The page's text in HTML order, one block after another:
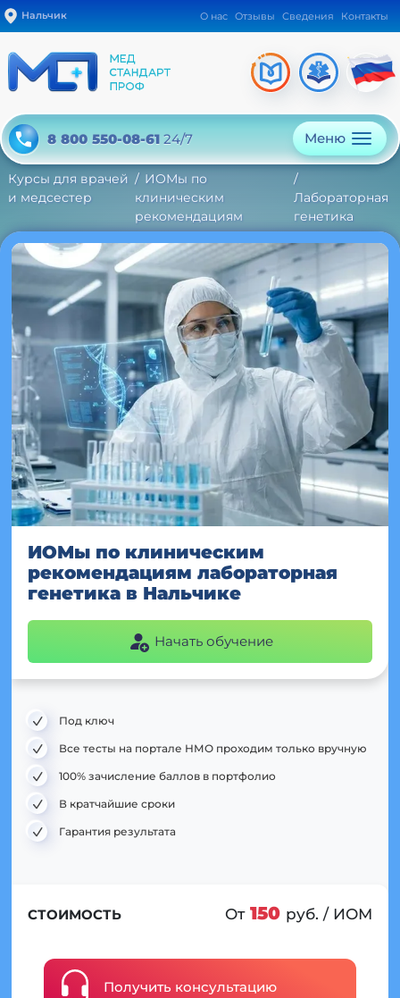
Нальчик О нас Отзывы Сведения Контакты
8 800 550-08-61 24/7 Меню
Курсы для врачей
и медсестер
ИОМы по
клиническим
рекомендациям
Лабораторная
генетика
ИОМы по клиническим
рекомендациям лабораторная
генетика в Нальчике
Начать обучение
Под ключ
Все тесты на портале НМО проходим только вручную
100% зачисление баллов в портфолио
В кратчайшие сроки
Гарантия результата
СТОИМОСТЬ От 150 руб. / ИОМ
Получить консультацию